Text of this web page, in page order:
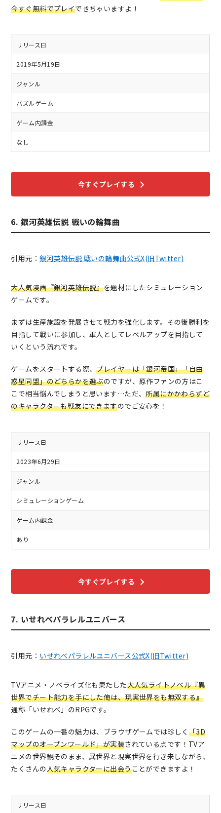
今すぐ無料でプレイできちゃいますよ！
リリース日
2019年5月19日
ジャンル
パズルゲーム
ゲーム内課金
なし
今すぐプレイする
6. 銀河英雄伝説 戦いの輪舞曲
引用元：銀河英雄伝説 戦いの輪舞曲公式X(旧Twitter)
大人気漫画『銀河英雄伝説』を題材にしたシミュレーション
ゲームです。
まずは生産施設を発展させて戦力を強化します。その後勝利を
目指して戦いに参加し、軍人としてレベルアップを目指して
いくという流れです。
ゲームをスタートする際、プレイヤーは「銀河帝国」「自由
惑星同盟」のどちらかを選ぶのですが、原作ファンの方はこ
こで相当悩んでしまうと思います…ただ、所属にかかわらずど
のキャラクターも戦友にできますのでご安心を！
リリース日
2023年6月29日
ジャンル
シミュレーションゲーム
ゲーム内課金
あり
今すぐプレイする
7. いせれべパラレルユニバース
引用元： いせれべパラレルユニバース公式X(旧Twitter)
TVアニメ・ノベライズ化も果たした大人気ライトノベル『異
世界でチート能力を手にした俺は、現実世界をも無双する』
通称「いせれべ」のRPGです。
このゲームの一番の魅力は、ブラウザゲームでは珍しく 「3D
マップのオープンワールド」が実装されている点です！TVア
ニメの世界観そのまま、異世界と現実世界を行き来しながら、
たくさんの人気キャラクターに出会うことができますよ！
リリース日